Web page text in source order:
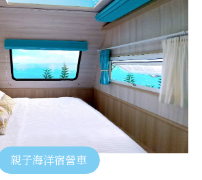
親子海洋宿營車